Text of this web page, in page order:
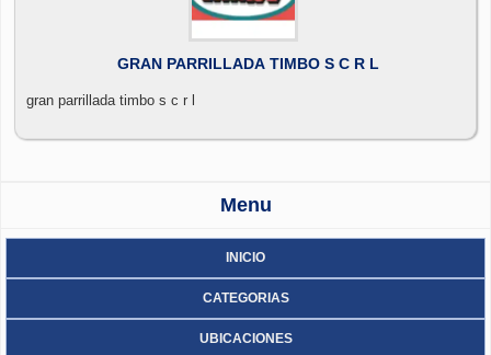
GRAN PARRILLADA TIMBO S C R L
gran parrillada timbo s c r l
Menu
INICIO
CATEGORIAS
UBICACIONES